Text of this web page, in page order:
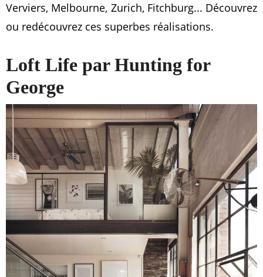
Verviers, Melbourne, Zurich, Fitchburg... Découvrez
ou redécouvrez ces superbes réalisations.
Loft Life par Hunting for
George